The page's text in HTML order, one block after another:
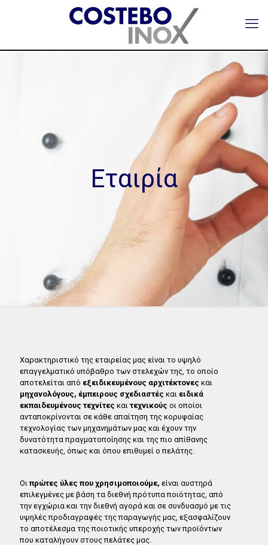
Εταιρία
Χαρακτηριστικό της εταιρείας μας είναι το υψηλό
επαγγελματικό υπόβαθρο των στελεχών της, το οποίο
αποτελείται από εξειδικευμένους αρχιτέκτονες και
μηχανολόγους, έμπειρους σχεδιαστές και ειδικά
εκπαιδευμένους τεχνίτες καιτεχνικούς οι οποίοι
ανταποκρίνονται σε κάθε απαίτηση της κορυφαίας
τεχνολογίας των μηχανημάτων μας και έχουν την
δυνατότητα πραγματοποίησης και της πιο απίθανης
κατασκευής, όπως και όπου επιθυμεί ο πελάτης.
Οιπρώτες ύλες που χρησιμοποιούμε, είναι αυστηρά
επιλεγμένες με βάση τα διεθνή πρότυπα ποιότητας, από
την εγχώρια και την διεθνή αγορά και σε συνδυασμό με τις
υψηλές προδιαγραφές της παραγωγής μας, εξασφαλίζουν
το αποτέλεσμα της ποιοτικής υπεροχής των προϊόντων
που καταλήγουν στους πελάτες μας.